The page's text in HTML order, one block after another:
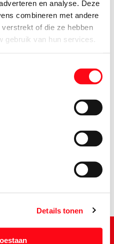
en analyse. Deze
combineren met andere
of die ze hebben
gebruik van hun services.
Details tonen